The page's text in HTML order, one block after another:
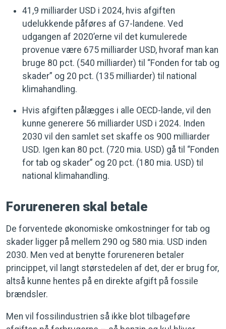
41,9 milliarder USD i 2024, hvis afgiften
udelukkende påføres af G7-landene. Ved
udgangen af 2020’erne vil det kumulerede
provenue være 675 milliarder USD, hvoraf man kan
bruge 80 pct. (540 milliarder) til “Fonden for tab og
skader” og 20 pct. (135 milliarder) til national
klimahandling.
Hvis afgiften pålægges i alle OECD-lande, vil den
kunne generere 56 milliarder USD i 2024. Inden
2030 vil den samlet set skaffe os 900 milliarder
USD. Igen kan 80 pct. (720 mia. USD) gå til “Fonden
for tab og skader” og 20 pct. (180 mia. USD) til
national klimahandling.
Forureneren skal betale
De forventede økonomiske omkostninger for tab og
skader ligger på mellem 290 og 580 mia. USD inden
2030. Men ved at benytte forureneren betaler
princippet, vil langt størstedelen af det, der er brug for,
altså kunne hentes på en direkte afgift på fossile
brændsler.
Men vil fossilindustrien så ikke blot tilbageføre